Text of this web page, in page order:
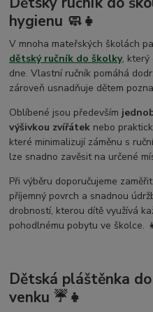
hygienu 🧼👧
V mnoha mateřských školách
dětský ručník do školky, který
dne. Vlastní ručník pomáhá
zároveň usnadňuje dětem
Oblíbené jsou především
výšivkou zvířátek nebo
které minimalizují záměnu s
lze snadno zavěsit na určené
Při výběru doporučujeme
příjemný povrch a snadnou
drobností, kterou dítě využívá
pohodlnému pobytu ve školce.
Dětská pláštěnka
venku ☔👧